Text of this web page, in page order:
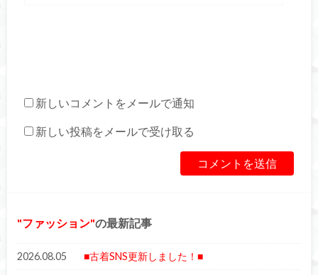
新しいコメントをメールで通知
新しい投稿をメールで受け取る
ファッション の最新記事
2026.08.05 ■古着SNS更新しました！■